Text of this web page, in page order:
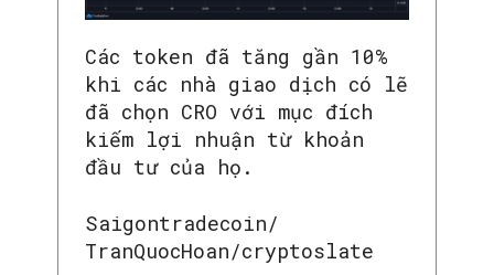
Các token đã tăng gần 10%
khi các nhà giao dịch có lẽ
đã chọn CRO với mục đích
kiếm lợi nhuận từ khoản
đầu tư của họ.
Saigontradecoin/
TranQuocHoan/cryptoslate